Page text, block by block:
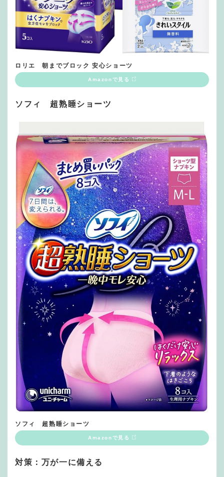
ロリエ 朝までブロック 安心ショーツ
Amazonで見る
ソフィ 超熟睡ショーツ
ソフィ 超熟睡ショーツ
Amazonで見る
対策：万が一に備える